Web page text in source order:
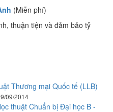
(Miễn phí)
thuận tiện và đảm bảo tỷ
Thương mại Quốc tế (LLB)
09/2014
thuật Chuẩn bị Đại học B -